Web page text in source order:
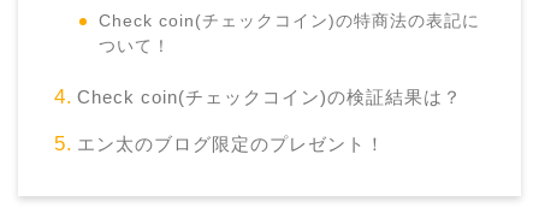
Check coin(チェックコイン)の特商法の表記に
ついて！
Check coin(チェックコイン)の検証結果は？
エン太のブログ限定のプレゼント！